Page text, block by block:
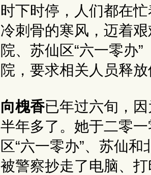
时下时停，人们都在
冷刺骨的寒风，迈着
院、苏仙区“六一零办
院，要求相关人员释
向槐香已年过六旬，
半年多了。她于二零
区“六一零办”、苏仙
被警察抄走了电脑、